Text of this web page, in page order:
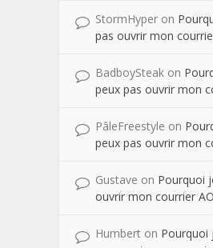
StormHyper on
pas ouvrir mon
BadboySteak on
peux pas ouvrir mon
PâleFreestyle on
peux pas ouvrir mon
Gustave on Pourquoi
ouvrir mon courrier
Humbert on Pourquoi